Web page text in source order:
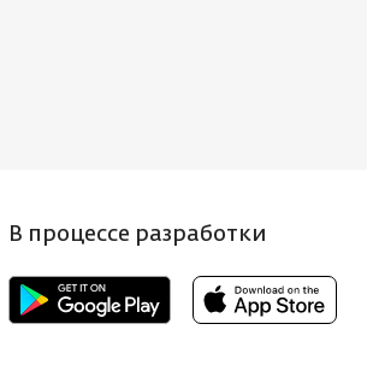
PPH ЦВЕТ БЛЕСНЫ S/G
В процессе разработки